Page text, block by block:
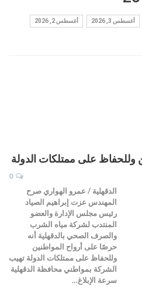
أغسطس 3, 2026 أغسطس 2, 2026
وللحفاظ على ممتلكات الدولة
0
الدقهلية / عمرو الهواري صرح
المهندس عزت إبراهيم الصياد
رئيس مجلس الإدارة والعضو
المنتدب لشركة مياه الشرب
والصرف الصحي بالدقهلية أنه
حرصًا على أرواح المواطنين
وللحفاظ على ممتلكات الدولة تهيب
الشركة بمواطني محافظة الدقهلية
سرعة الإبلاغ…